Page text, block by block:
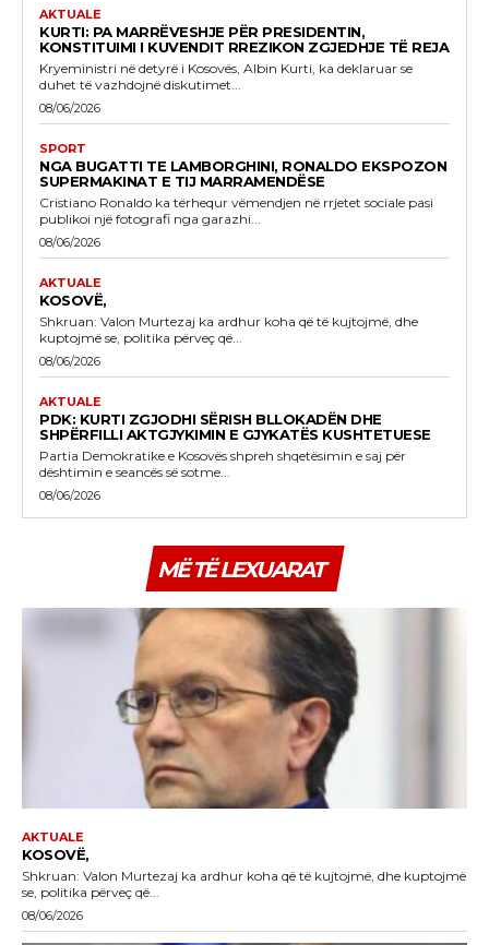
AKTUALE
KURTI: PA MARRËVESHJE PËR PRESIDENTIN,
KONSTITUIMI I KUVENDIT RREZIKON ZGJEDHJE TË REJA
Kryeministri në detyrë i Kosovës, Albin Kurti, ka deklaruar se
duhet të vazhdojnë diskutimet...
08/06/2026
SPORT
NGA BUGATTI TE LAMBORGHINI, RONALDO EKSPOZON
SUPERMAKINAT E TIJ MARRAMENDËSE
Cristiano Ronaldo ka tërhequr vëmendjen në rrjetet sociale pasi
publikoi një fotografi nga garazhi...
08/06/2026
AKTUALE
KOSOVË,
Shkruan: Valon Murtezaj ka ardhur koha që të kujtojmë, dhe
kuptojmë se, politika përveç që...
08/06/2026
AKTUALE
PDK: KURTI ZGJODHI SËRISH BLLOKADËN DHE
SHPËRFILLI AKTGJYKIMIN E GJYKATËS KUSHTETUESE
Partia Demokratike e Kosovës shpreh shqetësimin e saj për
dështimin e seancës së sotme...
08/06/2026
MË TË LEXUARAT
AKTUALE
KOSOVË,
Shkruan: Valon Murtezaj ka ardhur koha që të kujtojmë, dhe kuptojmë
se, politika përveç që...
08/06/2026